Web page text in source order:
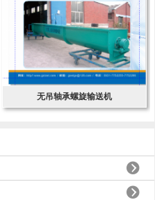
无吊轴承螺旋输送机